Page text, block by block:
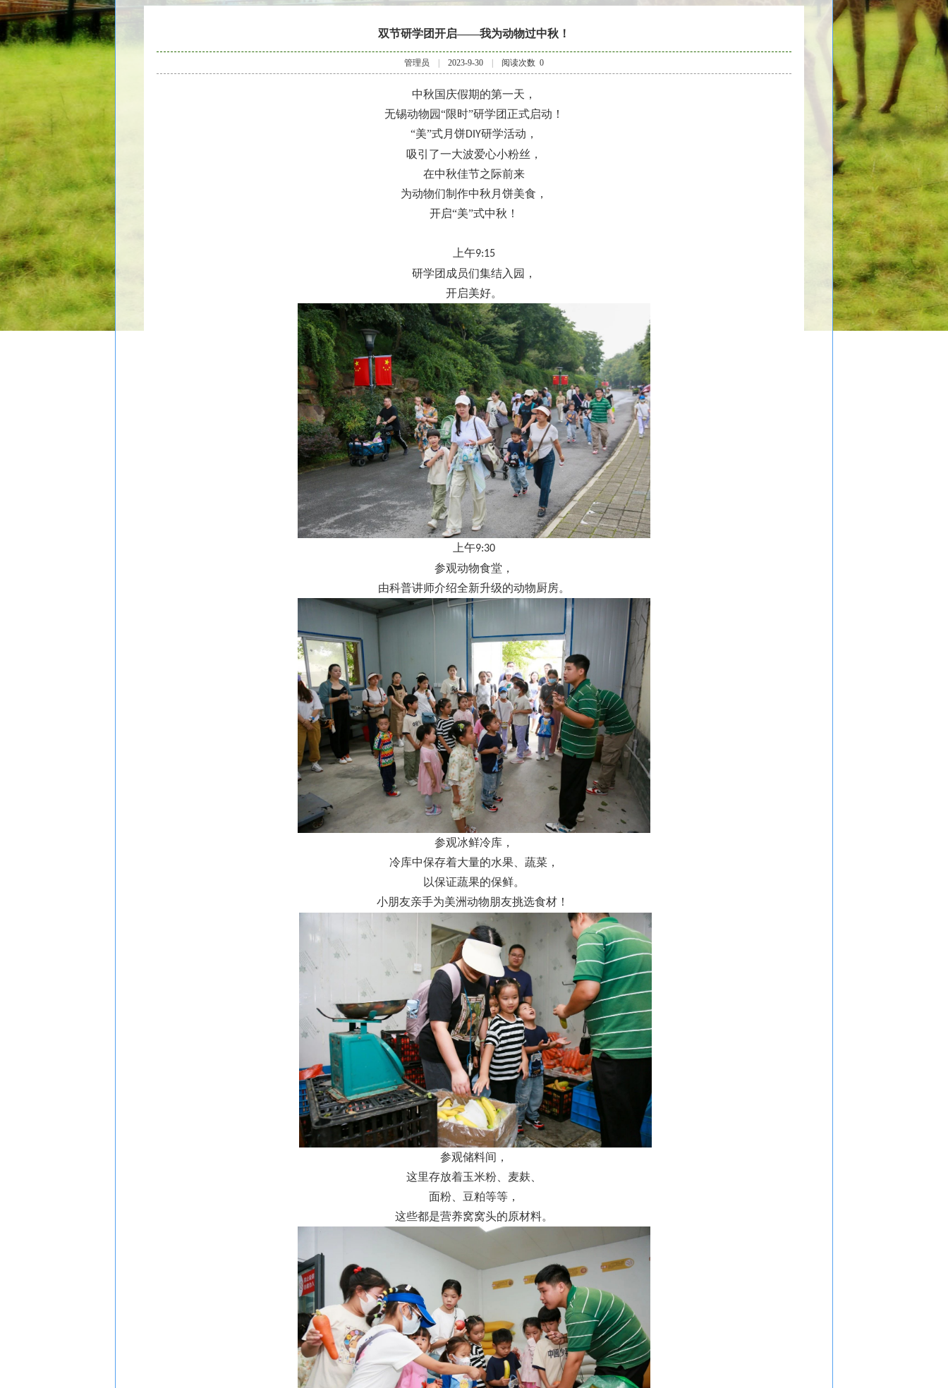
双节研学团开启——我为动物过中秋！
管理员 2023-9-30 阅读次数 0
中秋国庆假期的第一天，
无锡动物园“限时”研学团正式启动！
“美”式月饼DIY研学活动，
吸引了一大波爱心小粉丝，
在中秋佳节之际前来
为动物们制作中秋月饼美食，
开启“美”式中秋！
上午9:15
研学团成员们集结入园，
开启美好。
上午9:30
参观动物食堂，
由科普讲师介绍全新升级的动物厨房。
参观冰鲜冷库，
冷库中保存着大量的水果、蔬菜，
以保证蔬果的保鲜。
小朋友亲手为美洲动物朋友挑选食材！
参观储料间，
这里存放着玉米粉、麦麸、
面粉、豆粕等等，
这些都是营养窝窝头的原材料。